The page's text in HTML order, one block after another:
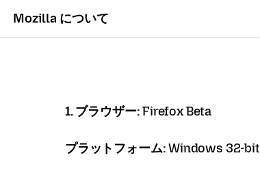
Mozilla について
1. ブラウザー:Firefox Beta
プラットフォーム:Windows 32-bit